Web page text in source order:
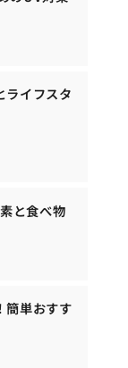
ライフスタ
と食べ物
簡単おすす